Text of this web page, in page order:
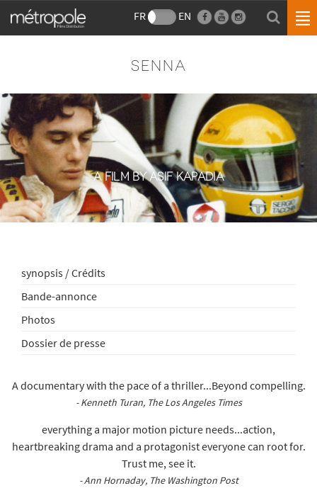
FR EN
SENNA
A FILM BY ASIF KAPADIA
synopsis / Crédits
Bande-annonce
Photos
Dossier de presse
A documentary with the pace of a thriller...Beyond compelling.
- Kenneth Turan, The Los Angeles Times
everything a major motion picture needs...action,
heartbreaking drama and a protagonist everyone can root for.
Trust me, see it.
- Ann Hornaday, The Washington Post